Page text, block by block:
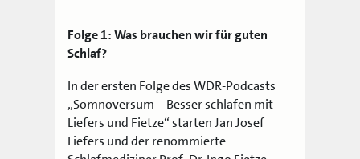
Folge 1: Was brauchen wir für guten
Schlaf?
In der ersten Folge des WDR-Podcasts
„Somnoversum – Besser schlafen mit
Liefers und Fietze“ starten Jan Josef
Liefers und der renommierte